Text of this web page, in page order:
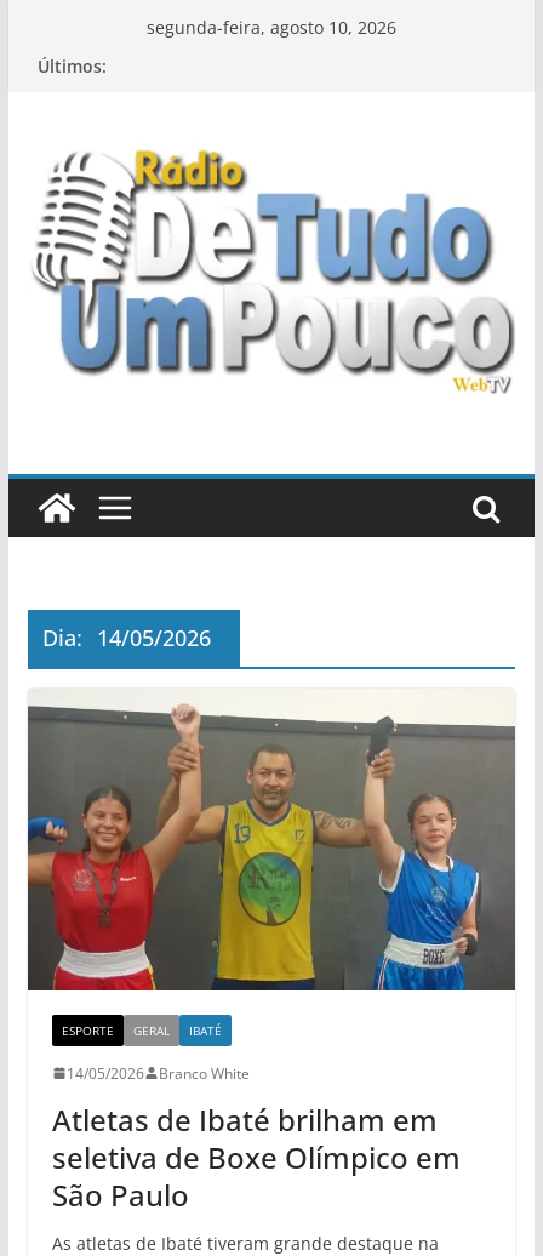
segunda-feira, agosto 10, 2026
Últimos:
Dia: 14/05/2026
ESPORTE GERAL IBATÉ
14/05/2026 Branco White
Atletas de Ibaté brilham em
seletiva de Boxe Olímpico em
São Paulo
As atletas de Ibaté tiveram grande destaque na